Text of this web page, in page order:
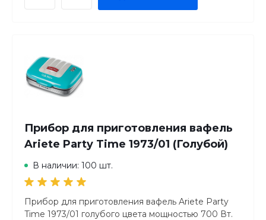
Прибор для приготовления вафель
Ariete Party Time 1973/01 (Голубой)
В наличии: 100 шт.
Прибор для приготовления вафель Ariete Party
Time 1973/01 голубого цвета мощностью 700 Вт.